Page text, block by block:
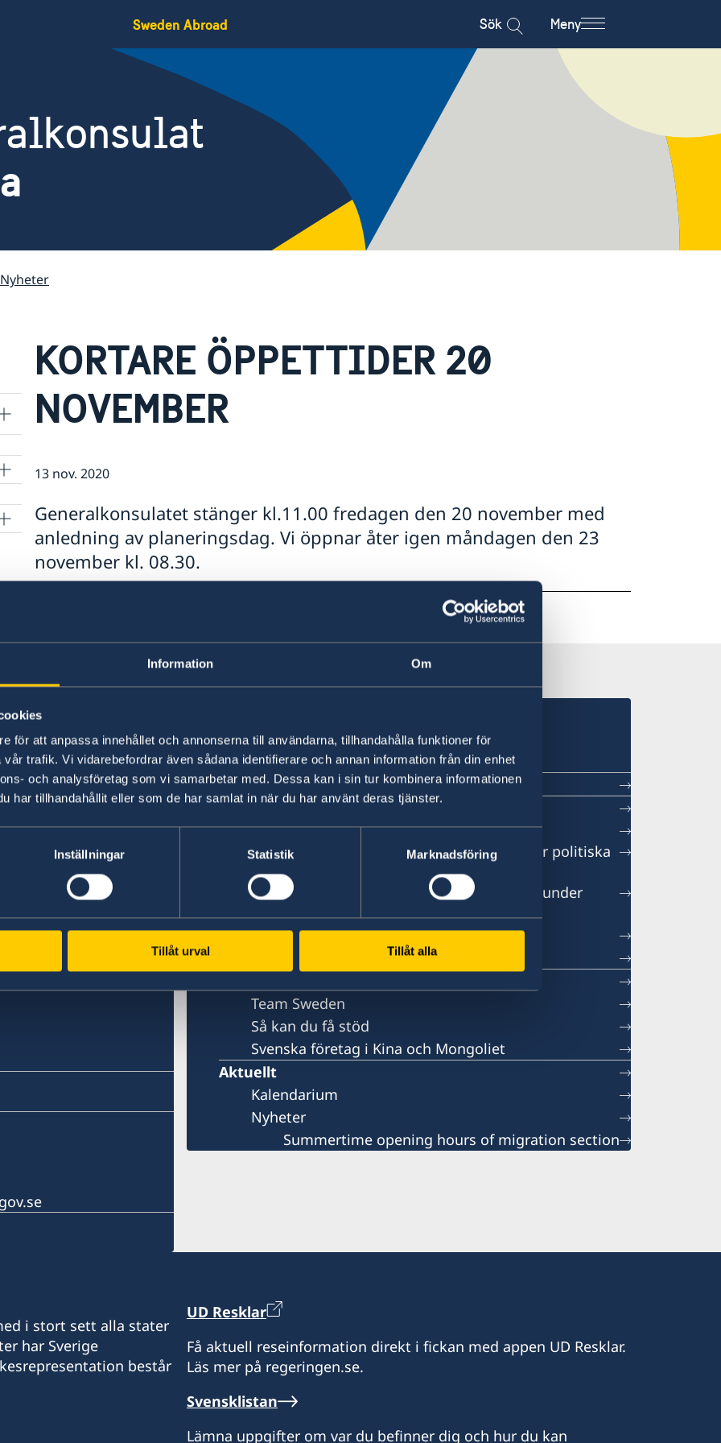
Information Om
för att anpassa innehållet och annonserna till användarna, tillhandahålla funktioner för
trafik. Vi vidarebefordrar även sådana identifierare och annan information från din enhet
och analysföretag som vi samarbetar med. Dessa kan i sin tur kombinera informationen
har tillhandahållit eller som de har samlat in när du har använt deras tjänster.
Inställningar Statistik Marknadsföring
Tillåt urval Tillåt alla
Sweden Abroad Sök Meny
Nyheter
KORTARE ÖPPETTIDER 20
NOVEMBER
13 nov. 2020
Generalkonsulatet stänger kl.11.00 fredagen den 20 november med
anledning av planeringsdag. Vi öppnar åter igen måndagen den 23
november kl. 08.30.
Kontakt
Om oss
Lediga tjänster
Ambassaden söker en handläggare för politiska
frågor
medarbetare till vårt migrationsteam under
sommarsäsongen 2026
Svenska organisationer
Team Sweden
Så kan du få stöd
Svenska företag i Kina och Mongoliet
Aktuellt
Kalendarium
Nyheter
Summertime opening hours of migration section
i stort sett alla stater
har Sverige
består
UD Resklar
Få aktuell reseinformation direkt i fickan med appen UD Resklar.
Läs mer på regeringen.se.
Svensklistan
Lämna uppgifter om var du befinner dig och hur du kan